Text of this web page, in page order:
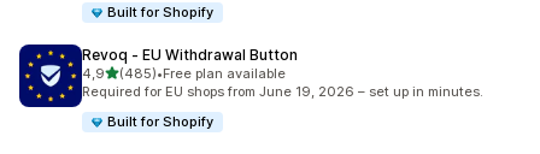
Built for Shopify
Revoq ‑ EU Withdrawal Button
4,9de 5 estrelas
(485)
485 avaliações ao todo
•Free plan available
Required for EU shops from June 19, 2026 – set up in minutes.
Built for Shopify